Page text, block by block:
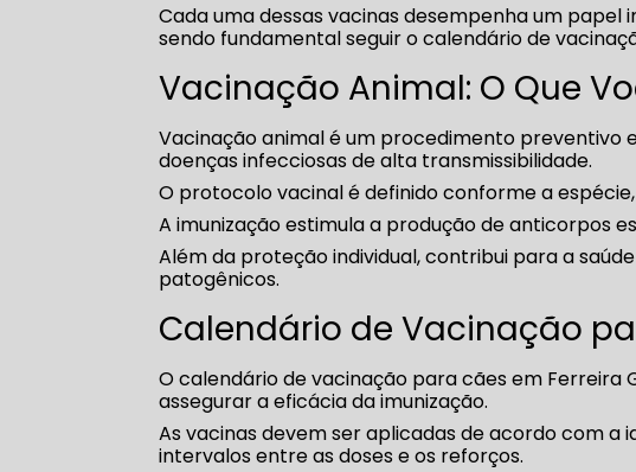
Cada uma dessas vacinas desempenha um
sendo fundamental seguir o calendário de
Vacinação Animal: O Que
Vacinação animal é um procedimento
doenças infecciosas de alta transmissibilidade.
O protocolo vacinal é definido conforme a
A imunização estimula a produção de anticorpos
Além da proteção individual, contribui para a
patogênicos.
Calendário de Vacinação
O calendário de vacinação para cães em
assegurar a eficácia da imunização.
As vacinas devem ser aplicadas de acordo com a
intervalos entre as doses e os reforços.